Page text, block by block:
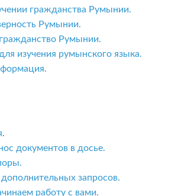
гражданства Румынии.
Румынии.
Румынии.
изучения румынского языка.
.
документов в досье.
запросов.
работу с вами.